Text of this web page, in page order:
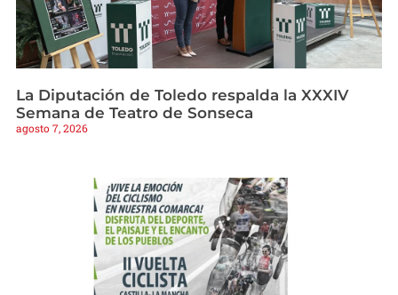
La Diputación de Toledo respalda la XXXIV
Semana de Teatro de Sonseca
agosto 7, 2026